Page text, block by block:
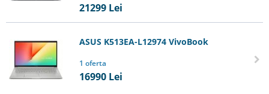
21299 Lei
ASUS K513EA-L12974 VivoBook
1 oferta
16990 Lei